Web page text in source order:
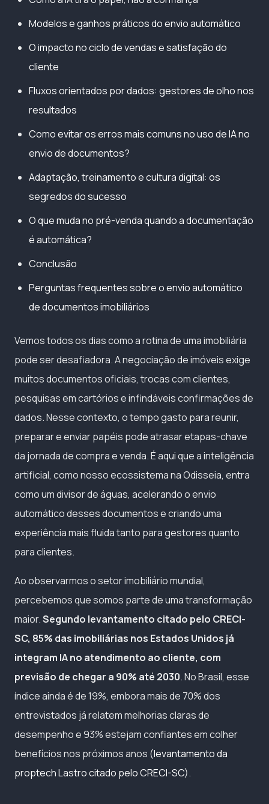
Modelos e ganhos práticos do envio automático
O impacto no ciclo de vendas e satisfação do
cliente
Fluxos orientados por dados: gestores de olho nos
resultados
Como evitar os erros mais comuns no uso de IA no
envio de documentos?
Adaptação, treinamento e cultura digital: os
segredos do sucesso
O que muda no pré-venda quando a documentação
é automática?
Conclusão
Perguntas frequentes sobre o envio automático
de documentos imobiliários
Vemos todos os dias como a rotina de uma imobiliária
pode ser desafiadora. A negociação de imóveis exige
muitos documentos oficiais, trocas com clientes,
pesquisas em cartórios e infindáveis confirmações de
dados. Nesse contexto, o tempo gasto para reunir,
preparar e enviar papéis pode atrasar etapas-chave
da jornada de compra e venda. É aqui que a inteligência
artificial, como nosso ecossistema na Odisseia, entra
como um divisor de águas, acelerando o envio
automático desses documentos e criando uma
experiência mais fluida tanto para gestores quanto
para clientes.
Ao observarmos o setor imobiliário mundial,
percebemos que somos parte de uma transformação
maior.Segundo levantamento citado pelo CRECI-
SC, 85% das imobiliárias nos Estados Unidos já
integram IA no atendimento ao cliente, com
previsão de chegar a 90% até 2030. No Brasil, esse
índice ainda é de 19%, embora mais de 70% dos
entrevistados já relatem melhorias claras de
desempenho e 93% estejam confiantes em colher
benefícios nos próximos anos (levantamento da
proptech Lastro citado pelo CRECI-SC).